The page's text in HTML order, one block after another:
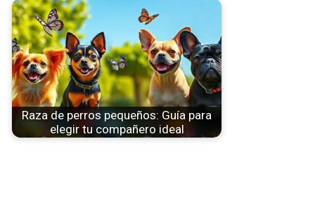
Raza de perros pequeños: Guía para
elegir tu compañero ideal